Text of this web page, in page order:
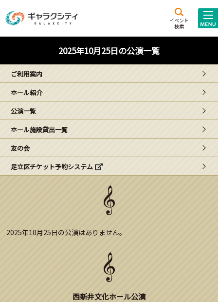
イベント
検索
施設案内
西新井
文化ホール
ギャラクシティとは
こどもみーてぃんぐ
Gがくえん
ブランドからのお知らせ
2025年10月25日の公演一覧
ご利用案内
ホール紹介
公演一覧
ホール施設貸出一覧
友の会
足立区チケット予約システム
2025年10月25日の公演はありません。
西新井文化ホール公演